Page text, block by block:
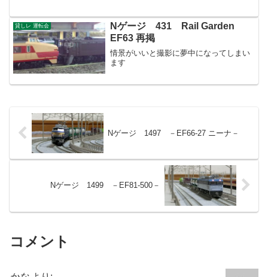
上げてきました。さて今回ですが、部屋
を片付けていて目に留...
貸しレ 運転会
Nゲージ 431 Rail Garden
EF63 再掲
情景がいいと撮影に夢中になってしまい
ます
Nゲージ 1497 －EF66-27 ニーナ－
Nゲージ 1499 －EF81-500－
コメント